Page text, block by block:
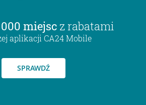
000 miejsc z rabatami
aplikacji CA24 Mobile
SPRAWDŹ